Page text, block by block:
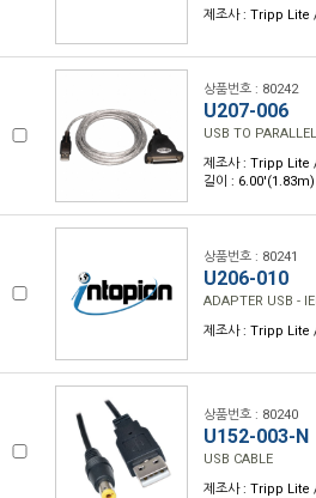
제조사 : Tripp Lite
상품번호 : 80242
U207-006
USB TO
제조사 : Tripp Lite
길이 :
상품번호 : 80241
U206-010
ADAPTER USB -
제조사 : Tripp Lite
상품번호 : 80240
U152-003-N
USB CABLE
제조사 : Tripp Lite